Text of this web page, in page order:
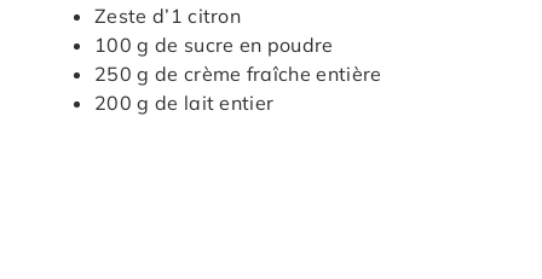
Zeste d’1 citron
100 g de sucre en poudre
250 g de crème fraîche entière
200 g de lait entier